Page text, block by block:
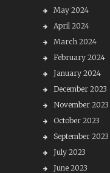
May 2024
April 2024
March 2024
February 2024
January 2024
December 2023
November 2023
October 2023
September 2023
July 2023
June 2023